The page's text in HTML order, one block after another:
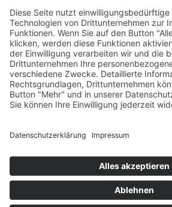
Tel.: 089 – 99 90 97 90
Fax: 089 – 99 90 97 99
E‑Mail:info@bankon.de
So finden Sie zu uns:
Google Maps
© 2026 bankon Management